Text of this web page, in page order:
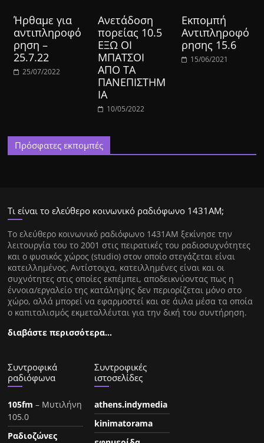
Ήρθαμε για
αντιπληροφό
ρηση –
25.7.22
25/07/2022
Ανετάδοση
πορείας 10.5
ΕΞΩ ΟΙ
ΜΠΑΤΣΟΙ
ΑΠΟ ΤΑ
ΠΑΝΕΠΙΣΤΗΜ
ΙΑ
10/05/2022
Εκπομπή
Αντιπληροφό
ρησης 15.6
15/06/2021
Πρόσφατες εκπομπές
Τι είναι το ελεύθερο κοινωνικό ραδιόφωνο 1431ΑΜ;
Tο ελεύθερο κοινωνικό ραδιόφωνο 1431AM ξεκίνησε την
λειτουργία του το 2001 στις πειρατικές του ραδιοσυχνότητες
και ο φυσικός χώρος (studio) στον οποίο στεγάζεται είναι
κατειλλημένος. Αντίστοιχα, κατειλλημένες είναι και οι
συχνότητες στις οποίες εκπέμπει, αποδεικνύοντας πως η
έννοια/εργαλείο της κατάληψης δεν περιορίζεται μόνο στο
χώρο, αλλά μπορεί να εφαρμοστεί και σε άυλα μέσα τα οποία
ο καπιταλισμός εκμεταλλέυται για την δική του συντήρηση.
διαβάστε περισσότερα…
Συντροφικά
ραδιόφωνα
105fm – Μυτιλήνη
105.0
Ραδιοζώνες
Συντροφικές
ιστοσελίδες
athens.indymedia
kinimatorama